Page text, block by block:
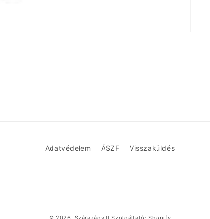
Adatvédelem ÁSZF Visszaküldés
© 2026,Szárazágvill Szolgáltató: Shopify